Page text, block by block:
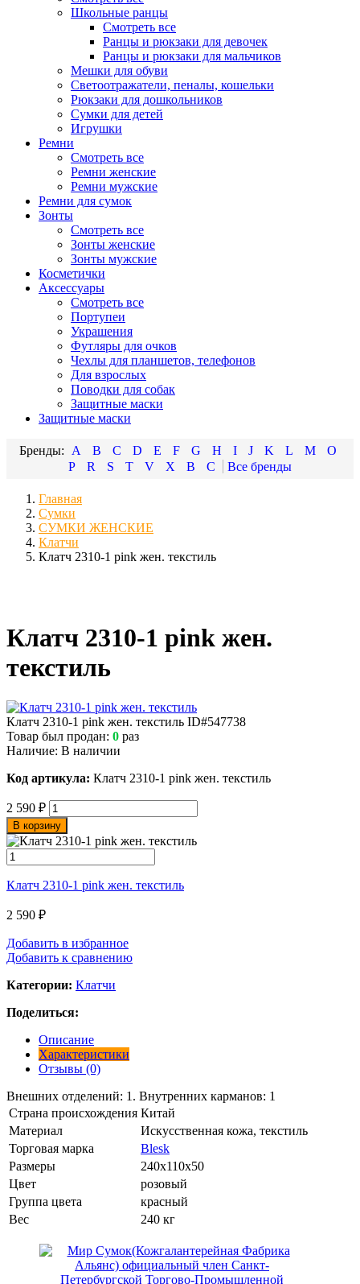
Школьные ранцы
Смотреть все
Ранцы и рюкзаки для девочек
Ранцы и рюкзаки для мальчиков
Мешки для обуви
Светоотражатели, пеналы, кошельки
Рюкзаки для дошкольников
Сумки для детей
Игрушки
Ремни
Смотреть все
Ремни женские
Ремни мужские
Ремни для сумок
Зонты
Смотреть все
Зонты женские
Зонты мужские
Косметички
Аксессуары
Смотреть все
Портупеи
Украшения
Футляры для очков
Чехлы для планшетов, телефонов
Для взрослых
Поводки для собак
Защитные маски
Защитные маски
A B C D E F G H I J K L M
O
P
R S T V X В С
Главная
Сумки
СУМКИ ЖЕНСКИЕ
Клатчи
Клатч 2310-1 pink жен. текстиль
Клатч 2310-1 pink жен.
текстиль
Клатч 2310-1 pink жен. текстиль ID#547738
Товар был продан: 0 раз
Наличие: В наличии
Код артикула: Клатч 2310-1 pink жен. текстиль
2 590 ₽
В корзину
Клатч 2310-1 pink жен. текстиль
2 590 ₽
Добавить в избранное
Добавить к сравнению
Категории: Клатчи
Поделиться:
Описание
Характеристики
Отзывы (0)
Внешних отделений: 1. Внутренних карманов: 1
Страна происхождения Китай
Материал
Искусственная кожа, текстиль
Торговая марка
Blesk
Размеры
240x110x50
Цвет
розовый
Группа цвета
красный
Вес
240 кг